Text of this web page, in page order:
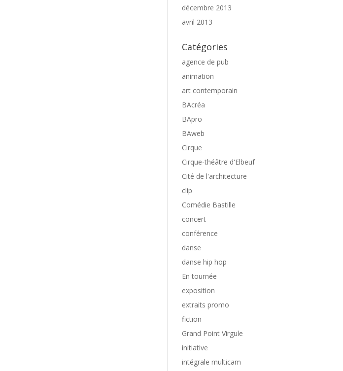
décembre 2013
avril 2013
Catégories
agence de pub
animation
art contemporain
BAcréa
BApro
BAweb
Cirque
Cirque-théâtre d'Elbeuf
Cité de l'architecture
clip
Comédie Bastille
concert
conférence
danse
danse hip hop
En tournée
exposition
extraits promo
fiction
Grand Point Virgule
initiative
intégrale multicam